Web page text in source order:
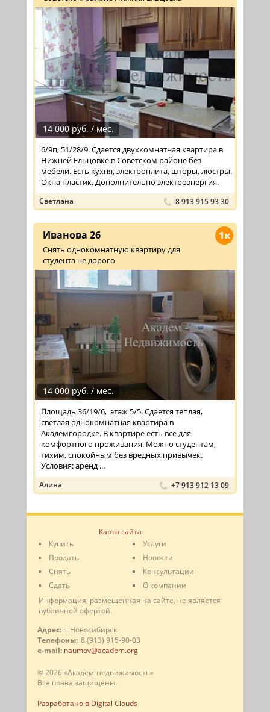
14 000 руб. / мес.
6/9п, 51/28/9. Сдается двухкомнатная квартира в
Нижней Ельцовке в Советском районе без
мебели. Есть кухня, электроплита, шторы, люстры.
Окна пластик. Дополнительно электроэнергия.
Светлана 8 913 915 93 30
1к
Иванова 26
Снять однокомнатную квартиру для
студента не дорого
14 000 руб. / мес.
Площадь 36/19/6, этаж 5/5. Сдается теплая,
светлая однокомнатная квартира в
Академгородке. В квартире есть все для
комфортного проживания. Можно студентам,
тихим, спокойным без вредных привычек.
Условия: аренд ...
Алина +7 913 912 13 09
Карта сайта
Купить
Продать
Снять
Сдать
Услуги
Новости
Консультации
О компании
Информация, размещенная на сайте, не является
публичной офертой.
Адрес: г. Новосибирск
Телефоны: 8 (913) 915-90-03
e-mail: naumov@academ.org
© 2026 «Академ-недвижимость»
Все права защищены.
Разработано в Digital Clouds